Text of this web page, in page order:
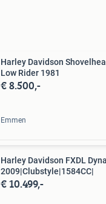
Harley Davidson
Low Rider 1981
€ 8.500,-
Emmen
Harley Davidson FXDL
2009|Clubstyle|1584CC|
€ 10.499,-